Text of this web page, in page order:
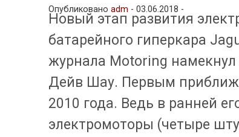
Опубликованоadm -03.06.2018 -
Новый этап развития
батарейного гиперкара
журнала Motoring намекнул
Дейв Шау. Первым
2010 года. Ведь в ранней
электромоторы (четыре